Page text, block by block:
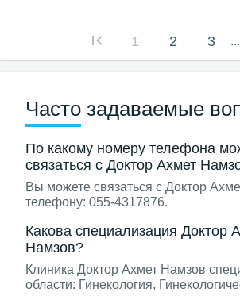
1 2 3 ...
Часто задаваемые
По какому номеру телефона
связаться с Доктор Ахмет
Вы можете связаться с Доктор
телефону: 055-4317876.
Какова специализация Доктор
Намзов?
Клиника Доктор Ахмет Намзов
области: Гинекология,